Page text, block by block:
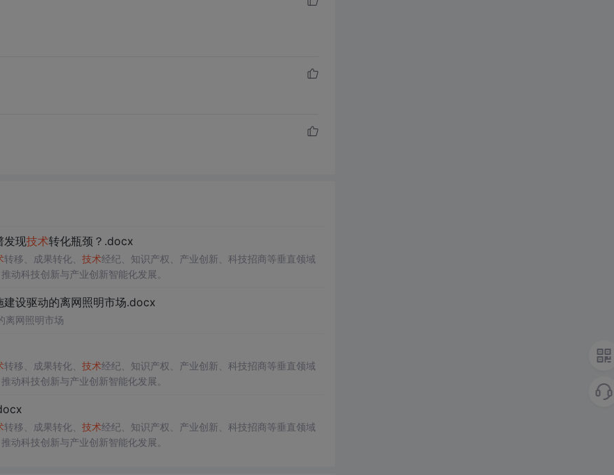
发现技术转化瓶颈？.docx
转移、成果转化、 技术经纪、知识产权、产业创新、科技招商等垂直领域
动科技创新与产业创新智能化发展。
设驱动的离网照明市场.docx
离网照明市场
转移、成果转化、 技术经纪、知识产权、产业创新、科技招商等垂直领域
动科技创新与产业创新智能化发展。
转移、成果转化、 技术经纪、知识产权、产业创新、科技招商等垂直领域
动科技创新与产业创新智能化发展。